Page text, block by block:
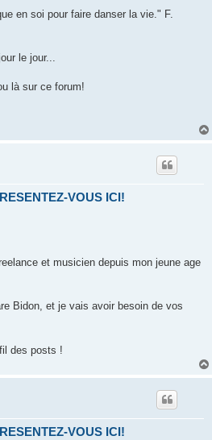
en soi pour faire danser la vie." F.
le jour...
là sur ce forum!
VOUS ICI!
et musicien depuis mon jeune age
Bidon, et je vais avoir besoin de vos
des posts !
VOUS ICI!